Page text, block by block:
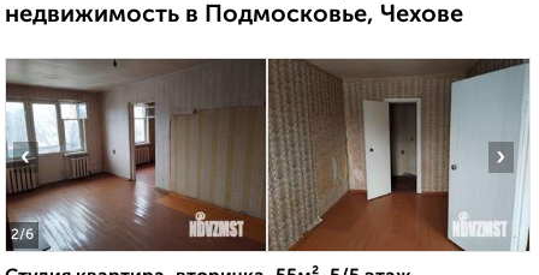
недвижимость в Подмосковье, Чехове
2/6
‹ ›